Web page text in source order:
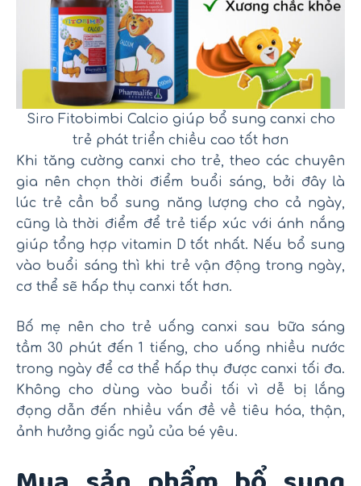
Siro Fitobimbi Calcio giúp bổ sung canxi cho
trẻ phát triển chiều cao tốt hơn
Khi tăng cường canxi cho trẻ, theo các chuyên
gia nên chọn thời điểm buổi sáng, bởi đây là
lúc trẻ cần bổ sung năng lượng cho cả ngày,
cũng là thời điểm để trẻ tiếp xúc với ánh nắng
giúp tổng hợp vitamin D tốt nhất. Nếu bổ sung
vào buổi sáng thì khi trẻ vận động trong ngày,
cơ thể sẽ hấp thụ canxi tốt hơn.
Bố mẹ nên cho trẻ uống canxi sau bữa sáng
tầm 30 phút đến 1 tiếng, cho uống nhiều nước
trong ngày để cơ thể hấp thụ được canxi tối đa.
Không cho dùng vào buổi tối vì dễ bị lắng
đọng dẫn đến nhiều vấn đề về tiêu hóa, thận,
ảnh hưởng giấc ngủ của bé yêu.